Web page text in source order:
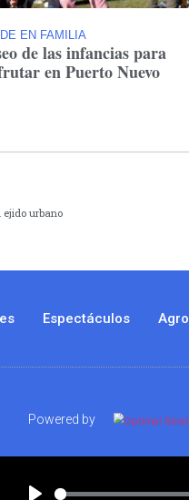
EN FAMILIA
de las infancias para
en Puerto Nuevo
ejido urbano
Espectáculos Agro
Powered by